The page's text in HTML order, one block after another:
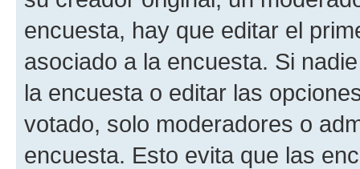
encuesta, hay que editar el
asociado a la encuesta. Si
la encuesta o editar las
votado, solo moderadores o
encuesta. Esto evita que las